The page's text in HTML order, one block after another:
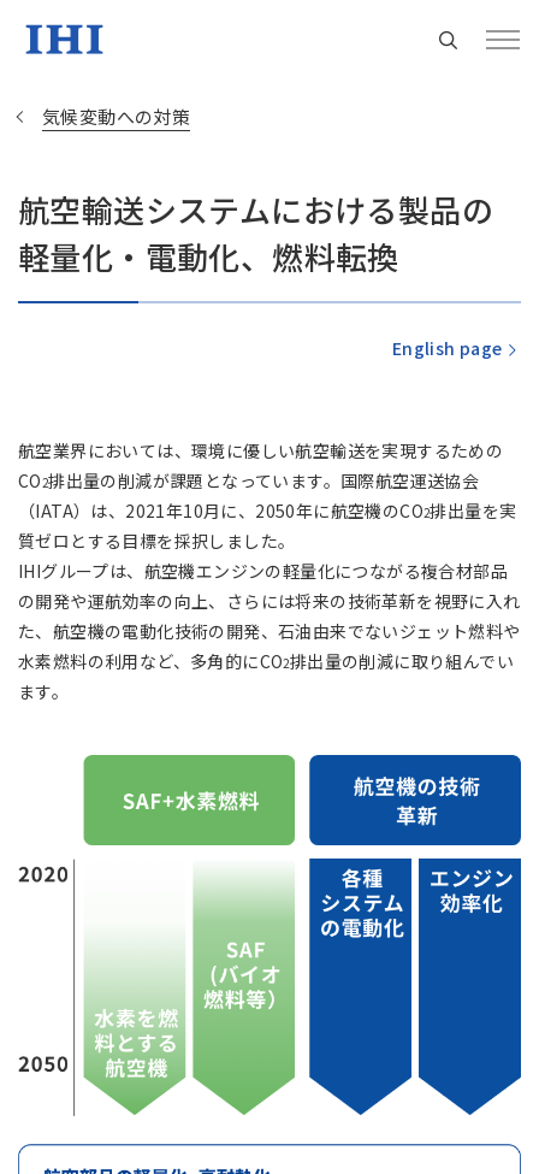
Change
Location
米州 (English)
アジア大洋州 (English)
その他
海外現地法人/合弁会社
気候変動への対策
航空輸送システムにおける製品の
軽量化・電動化、燃料転換
English page
航空業界においては、環境に優しい航空輸送を実現するための
CO2排出量の削減が課題となっています。国際航空運送協会
（IATA）は、2021年10月に、2050年に航空機のCO2排出量を実
質ゼロとする目標を採択しました。
IHIグループは、航空機エンジンの軽量化につながる複合材部品
の開発や運航効率の向上、さらには将来の技術革新を視野に入れ
た、航空機の電動化技術の開発、石油由来でないジェット燃料や
水素燃料の利用など、多角的にCO2排出量の削減に取り組んでい
ます。